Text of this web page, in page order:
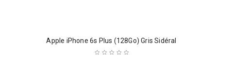
Apple iPhone 6s Plus (128Go) Gris Sidéral